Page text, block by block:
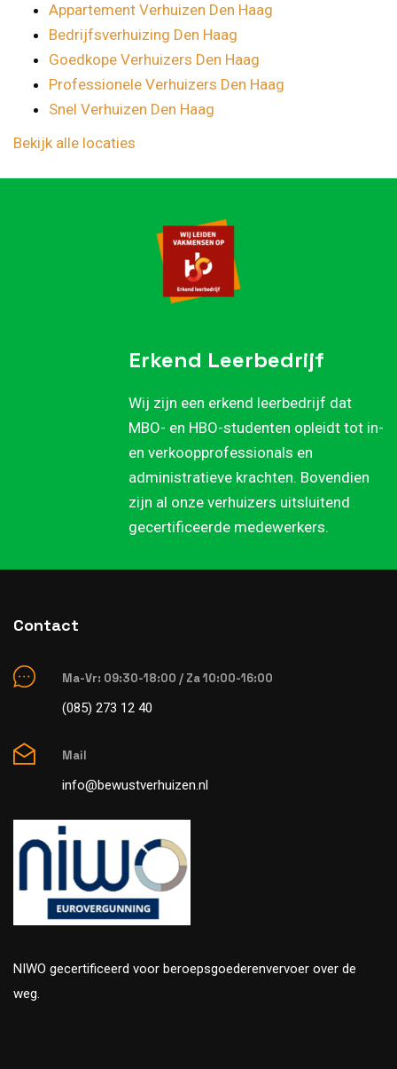
Appartement Verhuizen Den Haag
Bedrijfsverhuizing Den Haag
Goedkope Verhuizers Den Haag
Professionele Verhuizers Den Haag
Snel Verhuizen Den Haag
Bekijk alle locaties
Erkend Leerbedrijf
Wij zijn een erkend leerbedrijf dat
MBO- en HBO-studenten opleidt tot in-
en verkoopprofessionals en
administratieve krachten. Bovendien
zijn al onze verhuizers uitsluitend
gecertificeerde medewerkers.
Contact
Ma-Vr: 09:30-18:00 / Za 10:00-16:00
(085) 273 12 40
Mail
info@bewustverhuizen.nl
NIWO gecertificeerd voor beroepsgoederenvervoer over de
weg.